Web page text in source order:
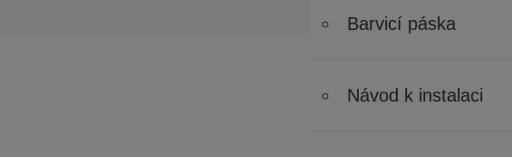
Barvicí páska
Návod k instalaci